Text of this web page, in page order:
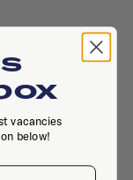
vacancies
below!